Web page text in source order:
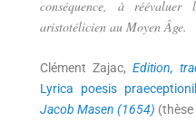
conséquence, à
aristotélicien au Moyen Âge.
Clément Zajac,Edition,
Lyrica poesis
Jacob Masen (1654)